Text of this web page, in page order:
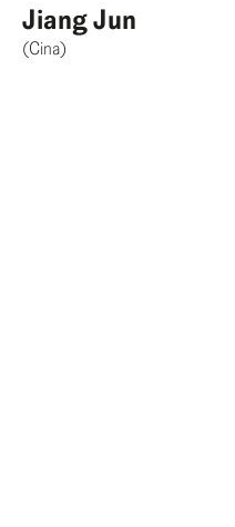
Jiang Jun
(Cina)